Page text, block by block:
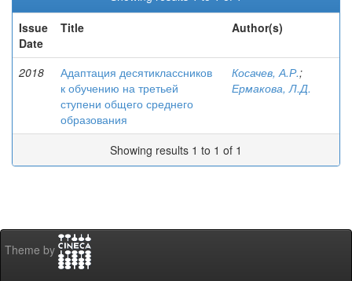
Issue
Date
Title Author(s)
2018
Адаптация десятиклассников
к обучению на третьей
ступени общего среднего
образования
Косачев, А.Р.;
Ермакова, Л.Д.
Showing results 1 to 1 of 1
Theme by